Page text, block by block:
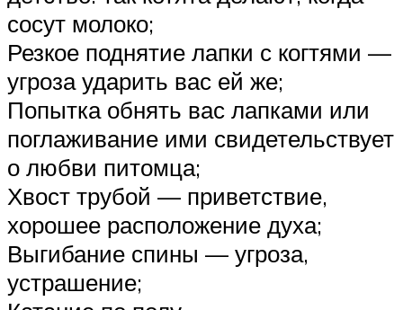
сосут молоко;
Резкое поднятие лапки с когтями —
угроза ударить вас ей же;
Попытка обнять вас лапками или
поглаживание ими свидетельствует
о любви питомца;
Хвост трубой — приветствие,
хорошее расположение духа;
Выгибание спины — угроза,
устрашение;